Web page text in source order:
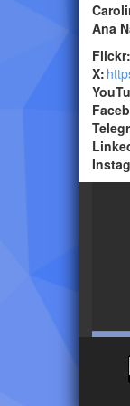
Ana
Flickr:
X: